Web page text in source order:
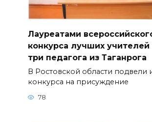
Лауреатами
конкурса лучших учителей
три педагога из Таганрога
В Ростовской области подвели
конкурса на присуждение
78